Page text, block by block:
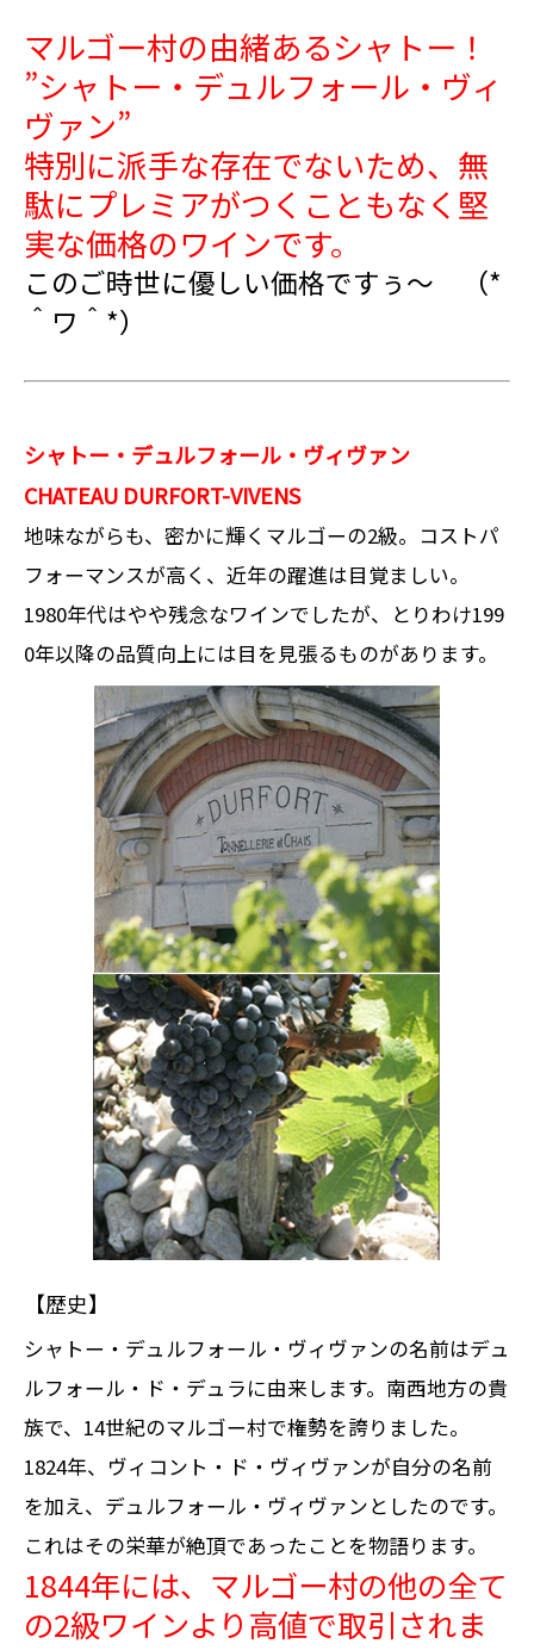
マルゴー村の由緒あるシャトー！
”シャトー・デュルフォール・ヴィ
ヴァン”
特別に派手な存在でないため、無
駄にプレミアがつくこともなく堅
実な価格のワインです。
このご時世に優しい価格ですぅ～ （*
＾ワ＾*）
シャトー・デュルフォール・ヴィヴァン
CHATEAU DURFORT-VIVENS
地味ながらも、密かに輝くマルゴーの2級。コストパ
フォーマンスが高く、近年の躍進は目覚ましい。
1980年代はやや残念なワインでしたが、とりわけ199
0年以降の品質向上には目を見張るものがあります。
【歴史】
シャトー・デュルフォール・ヴィヴァンの名前はデュ
ルフォール・ド・デュラに由来します。南西地方の貴
族で、14世紀のマルゴー村で権勢を誇りました。
1824年、ヴィコント・ド・ヴィヴァンが自分の名前
を加え、デュルフォール・ヴィヴァンとしたのです。
これはその栄華が絶頂であったことを物語ります。
1844年には、マルゴー村の他の全て
の2級ワインより高値で取引されま